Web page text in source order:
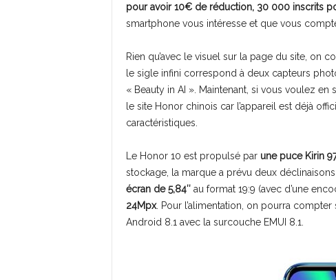
pour avoir 10€ de réduction, 30 000 inscrits
smartphone vous intéresse et que vous
Rien qu’avec le visuel sur la page du site, on
le sigle infini correspond à deux capteurs
« Beauty in AI ». Maintenant, si vous voulez
le site Honor chinois car l’appareil est déjà
caractéristiques.
Le Honor 10 est propulsé par une puce Kirin
stockage, la marque a prévu deux déclinaisons
écran de 5,84″au format 19:9 (avec d’une
24Mpx. Pour l’alimentation, on pourra compter
Android 8.1 avec la surcouche EMUI 8.1.